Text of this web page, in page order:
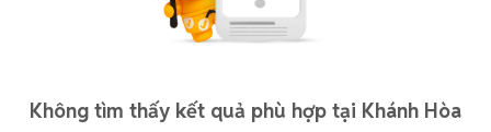
Không tìm thấy kết quả phù hợp tại Khánh Hòa